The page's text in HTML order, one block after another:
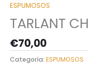
ESPUMOSOS
TARLANT
€70,00
Categoría: ESPUMOSOS